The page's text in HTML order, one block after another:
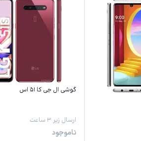
گوشی ال جی کا ۵۱ اس
ارسال زیر ۳ ساعت
ناموجود